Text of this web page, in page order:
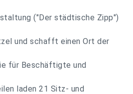
("Der städtische Zipp")
und schafft einen Ort der
für Beschäftigte und
laden 21 Sitz- und